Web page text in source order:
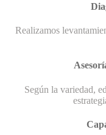
Realizamos
Según la variedad,